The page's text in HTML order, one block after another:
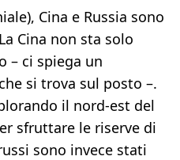
Cina e Russia sono
Cina non sta solo
– ci spiega un
si trova sul posto –.
il nord-est del
sfruttare le riserve di
sono invece stati